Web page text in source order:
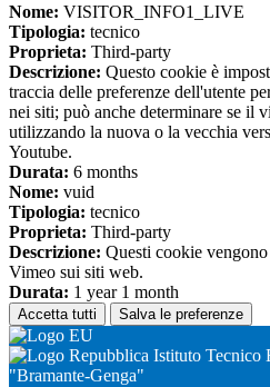
Nome: VISITOR_INFO1_LIVE
Tipologia: tecnico
Proprieta: Third-party
Descrizione: Questo cookie è
traccia delle preferenze dell'utente
nei siti; può anche determinare se il
utilizzando la nuova o la vecchia
Youtube.
Durata: 6 months
Nome: vuid
Tipologia: tecnico
Proprieta: Third-party
Descrizione: Questi cookie
Vimeo sui siti web.
Durata: 1 year 1 month
Accetta tutti Salva le preferenze
Istituto Tecnico
"Bramante-Genga"